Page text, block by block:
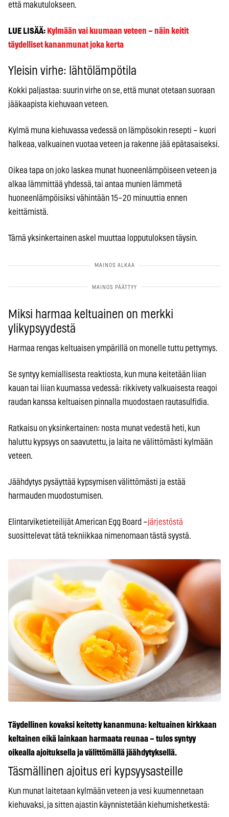
että makutulokseen.
LUE LISÄÄ: Kylmään vai kuumaan veteen – näin keitit
täydelliset kananmunat joka kerta
Yleisin virhe: lähtölämpötila
Kokki paljastaa: suurin virhe on se, että munat otetaan suoraan
jääkaapista kiehuvaan veteen.
Kylmä muna kiehuvassa vedessä on lämpösokin resepti – kuori
halkeaa, valkuainen vuotaa veteen ja rakenne jää epätasaiseksi.
Oikea tapa on joko laskea munat huoneenlämpöiseen veteen ja
alkaa lämmittää yhdessä, tai antaa munien lämmetä
huoneenlämpöisiksi vähintään 15–20 minuuttia ennen
keittämistä.
Tämä yksinkertainen askel muuttaa lopputuloksen täysin.
Miksi harmaa keltuainen on merkki
ylikypsyydestä
Harmaa rengas keltuaisen ympärillä on monelle tuttu pettymys.
Se syntyy kemiallisesta reaktiosta, kun muna keitetään liian
kauan tai liian kuumassa vedessä: rikkivety valkuaisesta reagoi
raudan kanssa keltuaisen pinnalla muodostaen rautasulfidia.
Ratkaisu on yksinkertainen: nosta munat vedestä heti, kun
haluttu kypsyys on saavutettu, ja laita ne välittömästi kylmään
veteen.
Jäähdytys pysäyttää kypsymisen välittömästi ja estää
harmauden muodostumisen.
Elintarviketieteilijät American Egg Board –järjestöstä
suosittelevat tätä tekniikkaa nimenomaan tästä syystä.
Täydellinen kovaksi keitetty kananmuna: keltuainen kirkkaan
keltainen eikä lainkaan harmaata reunaa – tulos syntyy
oikealla ajoituksella ja välittömällä jäähdytyksellä.
Täsmällinen ajoitus eri kypsyysasteille
Kun munat laitetaan kylmään veteen ja vesi kuumennetaan
kiehuvaksi, ja sitten ajastin käynnistetään kiehumishetkestä: